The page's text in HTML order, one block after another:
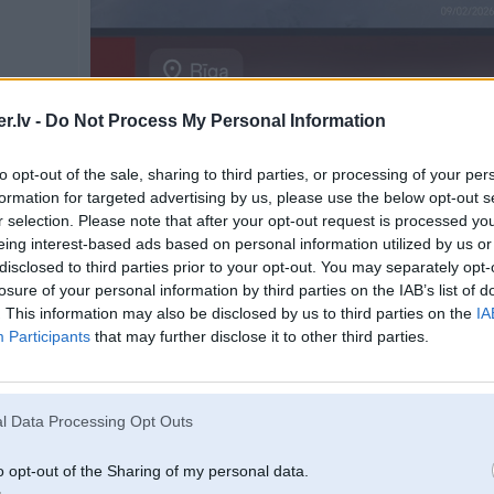
- Do Not Process My Personal Information
opt-out of the sale, sharing to third parties, or processing of your
for targeted advertising by us, please use the below opt-out
selection. Please note that after your opt-out request is processed
interest-based ads based on personal information utilized by us
to third parties prior to your opt-out. You may separately
of your personal information by third parties on the IAB’s list of
This information may also be disclosed by us to third parties on the
Participants that may further disclose it to other third parties.
Data Processing Opt Outs
opt-out of the Sharing of my personal data.
09. Feb 2026, 19:39
@HiJaCKeR rakstīja:
23 Jan 2026, 13:15:34
22 Jan 2026, 18:54:38@Coreyrakstīja:
Sitas francu legiona nindza begs prom?
https://www.facebook.com/share/v/16FG6JzQ5p/
nindza pats nav pateicis par ko vinam draud cietumsods vācijā, bet